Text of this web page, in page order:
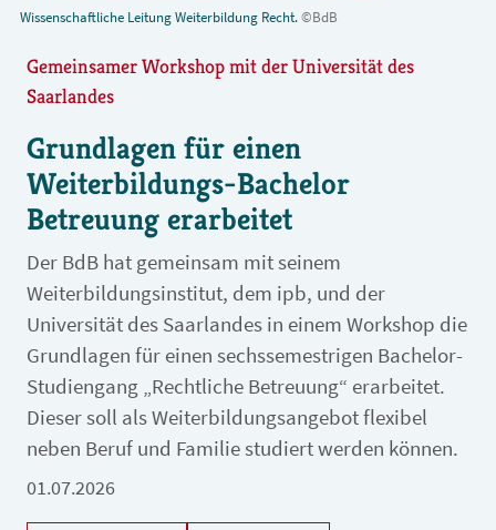
Wissenschaftliche Leitung Weiterbildung Recht.©BdB
Gemeinsamer Workshop mit der Universität des
Saarlandes
Grundlagen für einen
Weiterbildungs-Bachelor
Betreuung erarbeitet
Der BdB hat gemeinsam mit seinem
Weiterbildungsinstitut, dem ipb, und der
Universität des Saarlandes in einem Workshop die
Grundlagen für einen sechssemestrigen Bachelor-
Studiengang „Rechtliche Betreuung“ erarbeitet.
Dieser soll als Weiterbildungsangebot flexibel
neben Beruf und Familie studiert werden können.
01.07.2026